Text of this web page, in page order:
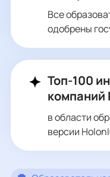
Все
одобрены
Топ-100
компаний
в области
версии